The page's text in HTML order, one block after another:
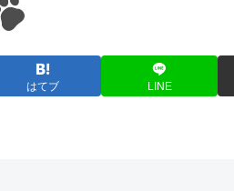
はてブ LINE